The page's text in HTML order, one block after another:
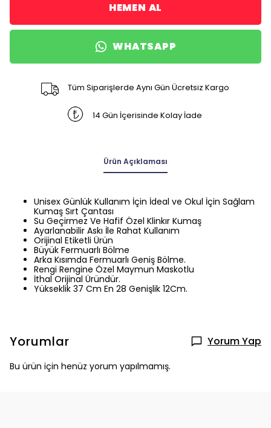
HEMEN AL
WHATSAPP
Tüm Siparişlerde Aynı Gün Ücretsiz Kargo
14 Gün İçerisinde Kolay İade
Ürün Açıklaması
Unisex Günlük Kullanım İçin İdeal ve Okul İçin Sağlam
Kumaş Sırt Çantası
Su Geçirmez Ve Hafif Özel Klinkır Kumaş
Ayarlanabilir Askı İle Rahat Kullanım
Orijinal Etiketli Ürün
Büyük Fermuarlı Bölme
Arka Kısımda Fermuarlı Geniş Bölme.
Rengi Rengine Özel Maymun Maskotlu
İthal Orijinal Üründür.
Yükseklik 37 Cm En 28 Genişlik 12Cm.
Yorumlar Yorum Yap
Bu ürün için henüz yorum yapılmamış.